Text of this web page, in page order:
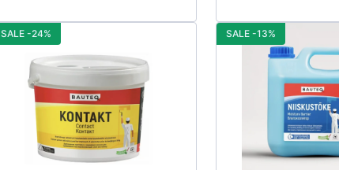
SALE -24% SALE -13%